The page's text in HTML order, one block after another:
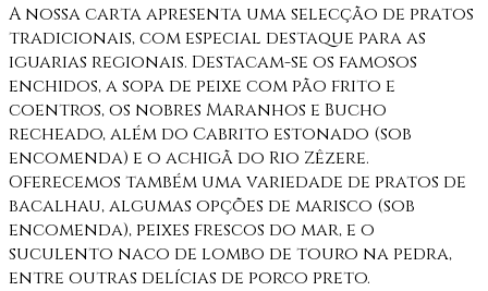
A nossa carta apresenta uma selecção de pratos
tradicionais, com especial destaque para as
iguarias regionais. Destacam-se os famosos
enchidos, a sopa de peixe com pão frito e
coentros, os nobres Maranhos e Bucho
recheado, além do Cabrito estonado (sob
encomenda) e o achigã do Rio Zêzere.
Oferecemos também uma variedade de pratos de
bacalhau, algumas opções de marisco (sob
encomenda), peixes frescos do mar, e o
suculento naco de lombo de touro na pedra,
entre outras delícias de porco preto.